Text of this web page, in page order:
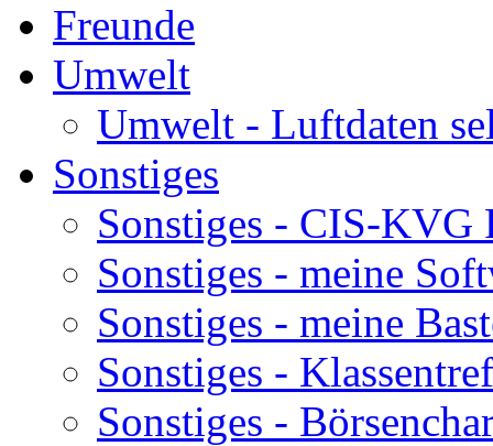
Freunde
Umwelt
Umwelt - Luftdaten
Sonstiges
Sonstiges - CIS-KVG
Sonstiges - meine
Sonstiges - meine
Sonstiges -
Sonstiges -